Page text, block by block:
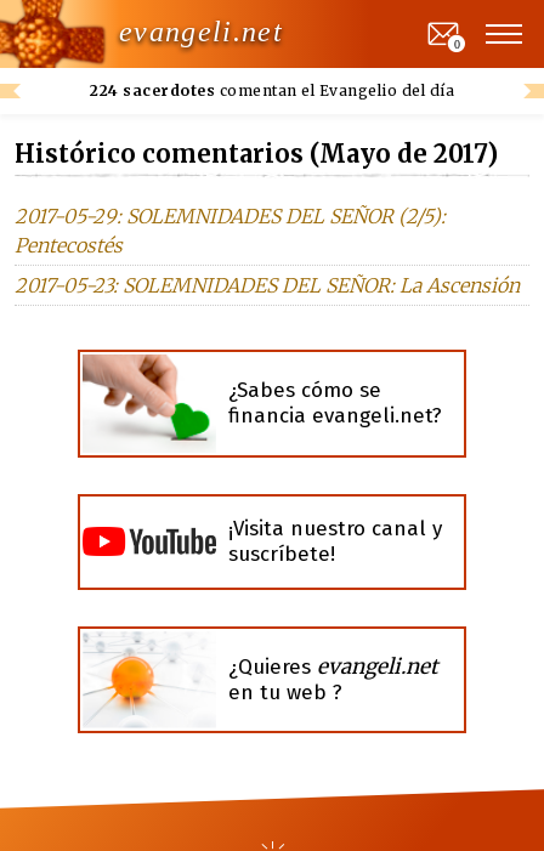
evangeli.net
224 sacerdotes comentan el Evangelio del día
0
Histórico comentarios (Mayo de 2017)
2017-05-29: SOLEMNIDADES DEL SEÑOR (2/5):
Pentecostés
2017-05-23: SOLEMNIDADES DEL SEÑOR: La Ascensión
¿Sabes cómo se
financia evangeli.net?
¡Visita nuestro canal y
suscríbete!
¿Quieres evangeli.net
en tu web ?